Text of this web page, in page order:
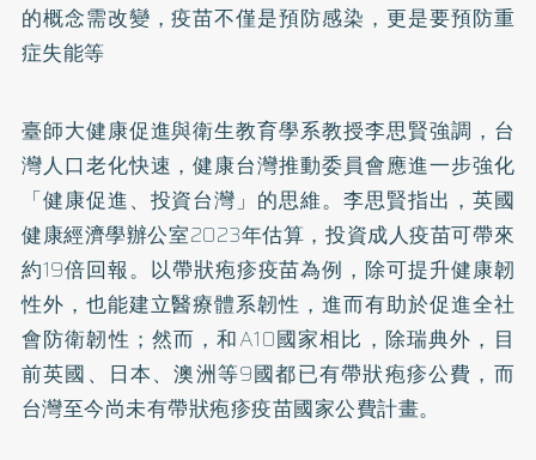
的概念需改變，疫苗不僅是預防感染，更是要預防重
症失能等
臺師大健康促進與衛生教育學系教授李思賢強調，台
灣人口老化快速，健康台灣推動委員會應進一步強化
「健康促進、投資台灣」的思維。李思賢指出，英國
健康經濟學辦公室2023年估算，投資成人疫苗可帶來
約19倍回報。以帶狀疱疹疫苗為例，除可提升健康韌
性外，也能建立醫療體系韌性，進而有助於促進全社
會防衛韌性；然而，和A10國家相比，除瑞典外，目
前英國、日本、澳洲等9國都已有帶狀疱疹公費，而
台灣至今尚未有帶狀疱疹疫苗國家公費計畫。